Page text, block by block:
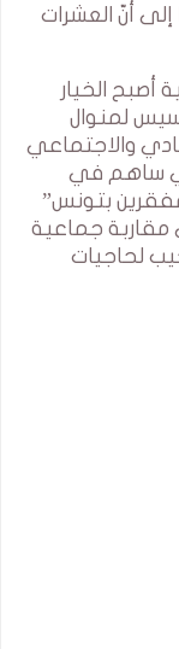
أنّ العشرات
أصبح الخيار
لمنوال
والاجتماعي
ساهم في
بتونس”
مقاربة جماعية
لحاجيات